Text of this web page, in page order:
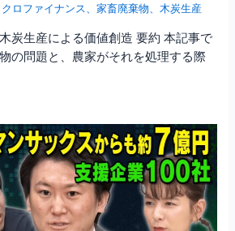
ロファイナンス、家畜廃棄物、木炭生産
炭生産による価値創造 要約 本記事で
の問題と、農家がそれを処理する際